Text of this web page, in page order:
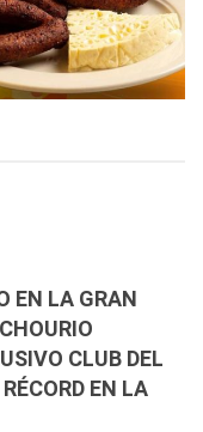
EN LA GRAN
CLUB DEL
EN LA